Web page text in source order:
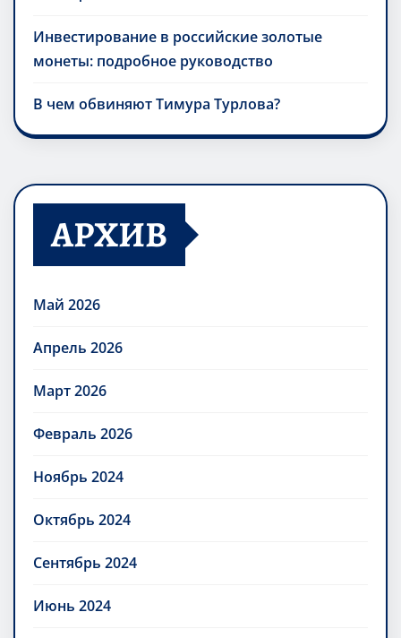
Инвестирование в российские золотые
монеты: подробное руководство
В чем обвиняют Тимура Турлова?
АРХИВ
Май 2026
Апрель 2026
Март 2026
Февраль 2026
Ноябрь 2024
Октябрь 2024
Сентябрь 2024
Июнь 2024